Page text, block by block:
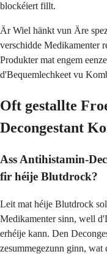
blockéiert fillt.
Är Wiel hänkt vun Äre
verschidde Medikamenter
Produkter mat engem
d'Bequemlechkeet vu
Oft gestallte
Decongestant
Ass Antihistamin-
fir héije Blutdrock?
Leit mat héije Blutdrock
Medikamenter sinn, well
erhéije kann. Den
zesummegezunn ginn,